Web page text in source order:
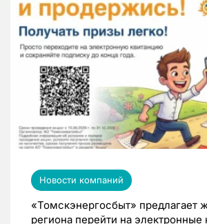
Новости компаний
«Томскэнергосбыт» предлагает
региона перейти на электронные